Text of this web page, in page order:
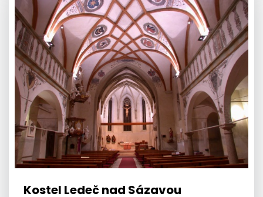
Kostel Ledeč nad Sázavou